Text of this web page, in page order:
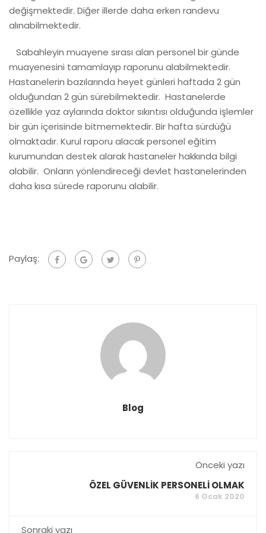
değişmektedir. Diğer illerde daha erken randevu
alınabilmektedir.
Sabahleyin muayene sırası alan personel bir günde
muayenesini tamamlayıp raporunu alabilmektedir.
Hastanelerin bazılarında heyet günleri haftada 2 gün
olduğundan 2 gün sürebilmektedir. Hastanelerde
özellikle yaz aylarında doktor sıkıntısı olduğunda işlemler
bir gün içerisinde bitmemektedir. Bir hafta sürdüğü
olmaktadır. Kurul raporu alacak personel eğitim
kurumundan destek alarak hastaneler hakkında bilgi
alabilir. Onların yönlendireceği devlet hastanelerinden
daha kısa sürede raporunu alabilir.
Paylaş:
Blog
Önceki yazı
ÖZEL GÜVENLİK PERSONELİ OLMAK
6 Ocak 2020
Sonraki yazı